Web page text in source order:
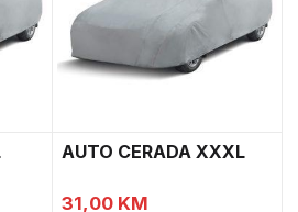
AUTO CERADA XXXL
31,00 KM